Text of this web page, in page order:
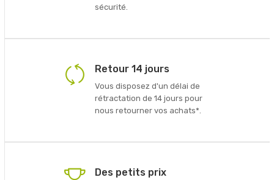
sécurité.
Retour 14 jours
Vous disposez d'un délai de
rétractation de 14 jours pour
nous retourner vos achats*.
Des petits prix